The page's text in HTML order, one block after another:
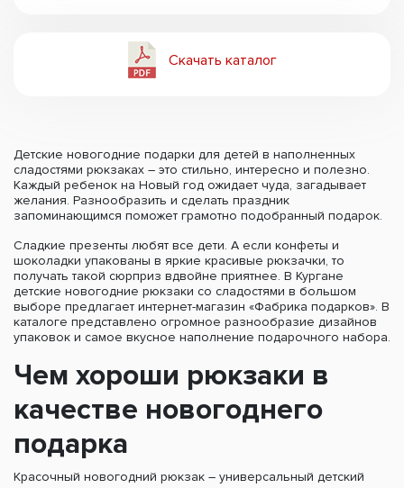
Скачать каталог
Детские новогодние подарки для детей в наполненных
сладостями рюкзаках – это стильно, интересно и полезно.
Каждый ребенок на Новый год ожидает чуда, загадывает
желания. Разнообразить и сделать праздник
запоминающимся поможет грамотно подобранный подарок.
Сладкие презенты любят все дети. А если конфеты и
шоколадки упакованы в яркие красивые рюкзачки, то
получать такой сюрприз вдвойне приятнее. В Кургане
детские новогодние рюкзаки со сладостями в большом
выборе предлагает интернет-магазин «Фабрика подарков». В
каталоге представлено огромное разнообразие дизайнов
упаковок и самое вкусное наполнение подарочного набора.
Чем хороши рюкзаки в
качестве новогоднего
подарка
Красочный новогодний рюкзак – универсальный детский